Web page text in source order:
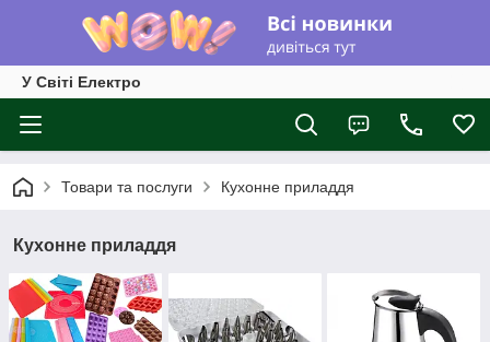
У Світі Електро
Товари та послуги Кухонне приладдя
Кухонне приладдя